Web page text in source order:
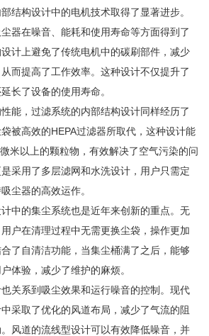
结构设计中的电机技术取得了显著进步。
器在噪音、能耗和使用寿命等方面得到了
计上避免了传统电机中的碳刷部件，减少
而提高了工作效率。这种设计不仅提升了
长了设备的使用寿命。
能，过滤系统的内部结构设计同样经历了
被高效的HEPA过滤器所取代，这种设计能
米以上的颗粒物，有效解决了空气污染的问
采用了多层滤网和水洗设计，用户只需定
尘器的高效运作。
中的集尘系统也是近年来创新的重点。无
户在清理过程中无需更换尘袋，操作更加
了自清洁功能，当集尘桶满了之后，能够
体验，减少了维护的麻烦。
关系到吸尘效果和运行噪音的控制。现代
采取了优化的风道布局，减少了气流的阻
风道的流线型设计可以有效降低噪音，并